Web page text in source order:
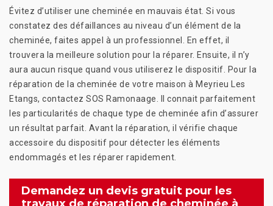
Évitez d’utiliser une cheminée en mauvais état. Si vous
constatez des défaillances au niveau d’un élément de la
cheminée, faites appel à un professionnel. En effet, il
trouvera la meilleure solution pour la réparer. Ensuite, il n’y
aura aucun risque quand vous utiliserez le dispositif. Pour la
réparation de la cheminée de votre maison à Meyrieu Les
Etangs, contactez SOS Ramonaage. Il connait parfaitement
les particularités de chaque type de cheminée afin d’assurer
un résultat parfait. Avant la réparation, il vérifie chaque
accessoire du dispositif pour détecter les éléments
endommagés et les réparer rapidement.
Demandez un devis gratuit pour les